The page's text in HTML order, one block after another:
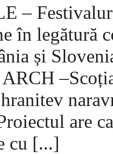
–
în legătură
și
are
cu [...]